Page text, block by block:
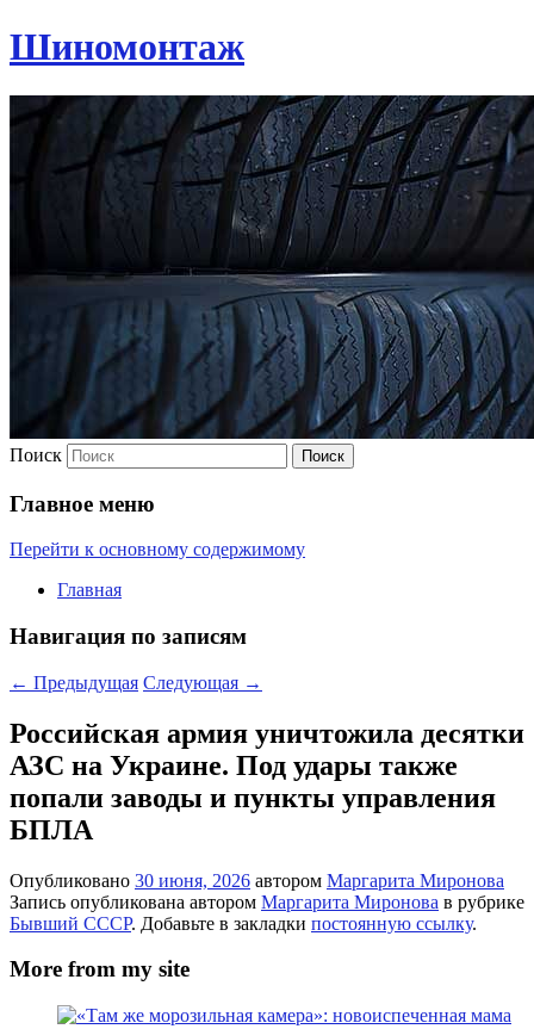
Шиномонтаж
Поиск
Главное меню
Перейти к основному содержимому
Главная
Навигация по записям
← Предыдущая Следующая →
Российская армия уничтожила десятки
АЗС на Украине. Под удары также
попали заводы и пункты управления
БПЛА
Опубликовано 30 июня, 2026 автором Маргарита Миронова
Запись опубликована автором Маргарита Миронова в рубрике
Бывший СССР. Добавьте в закладки постоянную ссылку.
More from my site